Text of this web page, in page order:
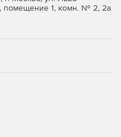
помещение 1, комн. № 2, 2а